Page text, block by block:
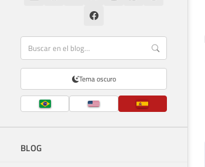
Tema oscuro
BLOG